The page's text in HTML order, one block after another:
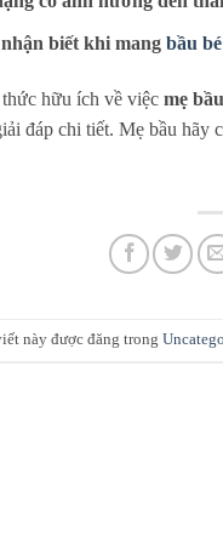
biết khi mang bầu
hữu ích về việc mẹ
đáp chi tiết. Mẹ bầu
này được đăng trong